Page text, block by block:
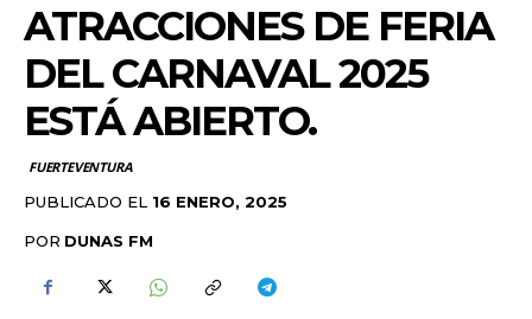
ATRACCIONES DE FERIA
DEL CARNAVAL 2025
ESTÁ ABIERTO.
FUERTEVENTURA
PUBLICADO EL 16 ENERO, 2025
POR DUNAS FM